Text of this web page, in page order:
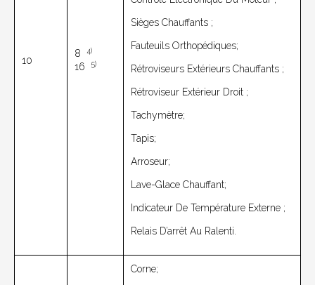
10
8 4)
16 5)
Sièges Chauffants ;
Fauteuils Orthopédiques;
Rétroviseurs Extérieurs Chauffants ;
Rétroviseur Extérieur Droit ;
Tachymètre;
Tapis;
Arroseur;
Lave-Glace Chauffant;
Indicateur De Température Externe ;
Relais D’arrêt Au Ralenti.
Corne;